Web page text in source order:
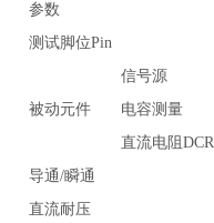
参数
测试脚位Pin
被动元件
信号源
电容测量
直流电阻DCR
导通/瞬通
直流耐压